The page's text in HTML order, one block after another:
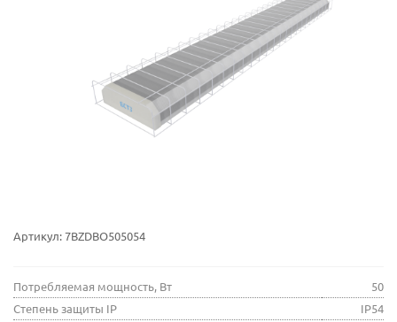
Артикул:7BZDBO505054
Потребляемая мощность, Вт
50
Степень защиты IP
IP54